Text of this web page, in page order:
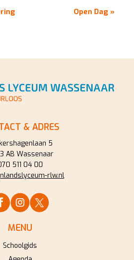
Open Dag »
& ADRES
5
AB Wassenaar
511 04 00
rlw.nl
MENU
Schoolgids